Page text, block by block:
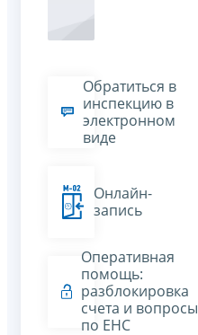
Обратиться в
инспекцию в
электронном
виде
Онлайн-
запись
Оперативная
помощь:
разблокировка
счета и вопросы
по ЕНС